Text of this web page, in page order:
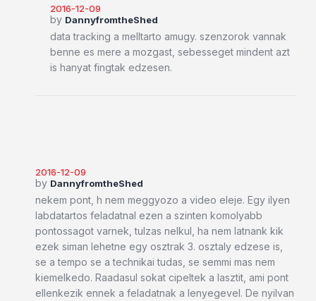
2016-12-09
by DannyfromtheShed
data tracking a melltarto amugy. szenzorok vannak
benne es mere a mozgast, sebesseget mindent azt
is hanyat fingtak edzesen.
2016-12-09
by DannyfromtheShed
nekem pont, h nem meggyozo a video eleje. Egy ilyen
labdatartos feladatnal ezen a szinten komolyabb
pontossagot varnek, tulzas nelkul, ha nem latnank kik
ezek siman lehetne egy osztrak 3. osztaly edzese is,
se a tempo se a technikai tudas, se semmi mas nem
kiemelkedo. Raadasul sokat cipeltek a lasztit, ami pont
ellenkezik ennek a feladatnak a lenyegevel. De nyilvan